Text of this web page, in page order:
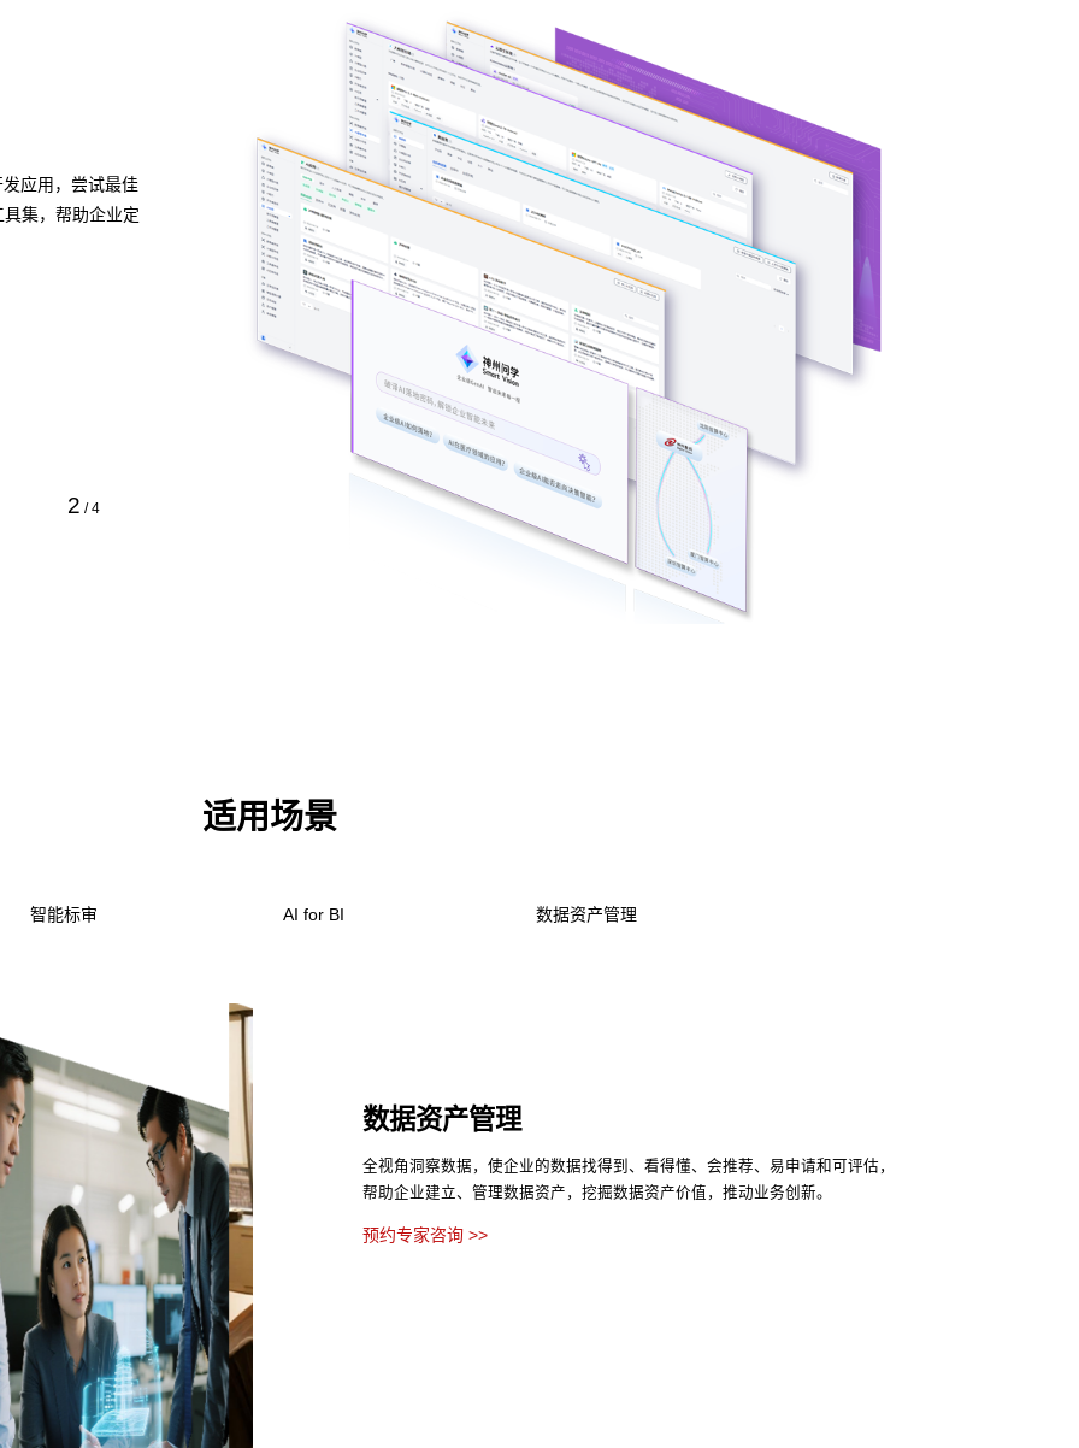
应用，尝试最佳
集，帮助企业定
多模态多层级知识库权限管理
激活企业数据资产
XPJ问学支持文本、图片、音视频、网页等结构化与非结构化知识格
式有效整合， 可结合访问权限进行管理控制，保障数据安全，打造
企业级私域知识库。
预约专家咨询 >>
多种应用构建方式
灵活适配开箱即用
支持无代码、低代码、全代码三种配置方式，5种应用开
缝融合企业业务系统。XPJ问学预置了多种企业级应用场
效解决企业开发使用应用的各种难题。
预约专家咨询 >>
下载XPJ问学介绍 >>
2 /4
适用场景
智能标审 AI for BI 数据资产管理
数据资产管理
全视角洞察数据，使企业的数据找得到、看得懂、会推荐、易申请和可评估，
帮助企业建立、管理数据资产，挖掘数据资产价值，推动业务创新。
预约专家咨询 >>